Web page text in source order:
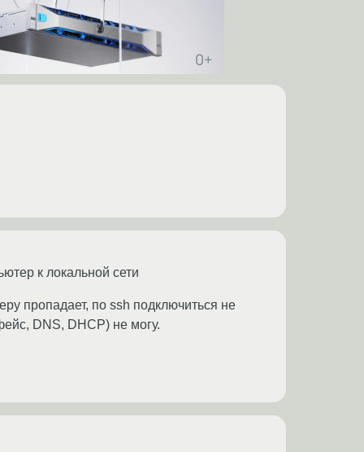
к локальной сети
пропадает, по ssh подключиться не
DNS, DHCP) не могу.